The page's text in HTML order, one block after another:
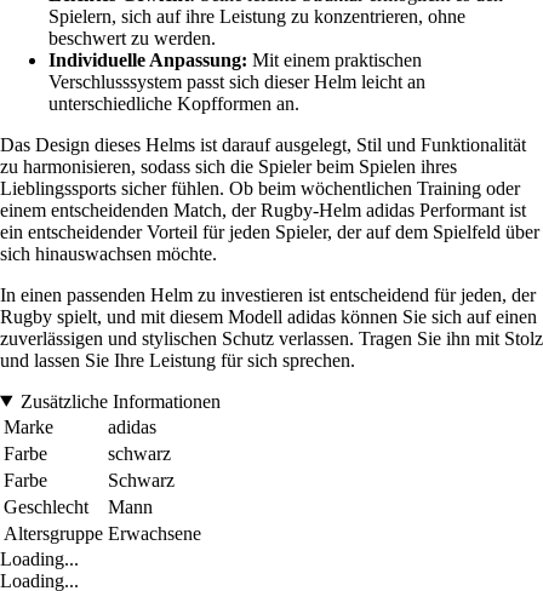
Spielern, sich auf ihre Leistung zu konzentrieren, ohne
beschwert zu werden.
Individuelle Anpassung: Mit einem praktischen
Verschlusssystem passt sich dieser Helm leicht an
unterschiedliche Kopfformen an.
Das Design dieses Helms ist darauf ausgelegt, Stil und Funktionalität
zu harmonisieren, sodass sich die Spieler beim Spielen ihres
Lieblingssports sicher fühlen. Ob beim wöchentlichen Training oder
einem entscheidenden Match, der Rugby-Helm adidas Performant ist
ein entscheidender Vorteil für jeden Spieler, der auf dem Spielfeld über
sich hinauswachsen möchte.
In einen passenden Helm zu investieren ist entscheidend für jeden, der
Rugby spielt, und mit diesem Modell adidas können Sie sich auf einen
zuverlässigen und stylischen Schutz verlassen. Tragen Sie ihn mit Stolz
und lassen Sie Ihre Leistung für sich sprechen.
Zusätzliche Informationen
Marke
adidas
Farbe
schwarz
Farbe
Schwarz
Geschlecht
Mann
Altersgruppe Erwachsene
Loading...
Loading...